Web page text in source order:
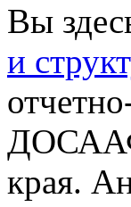
Вы
и
ДОСААФ
края.